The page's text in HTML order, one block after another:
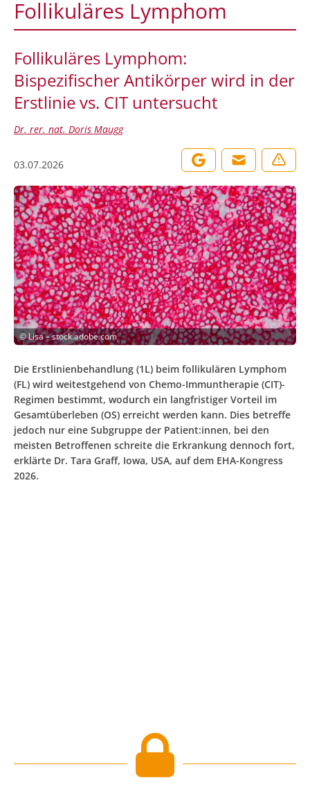
Follikuläres Lymphom
Follikuläres Lymphom:
Bispezifischer Antikörper wird in der
Erstlinie vs. CIT untersucht
Dr. rer. nat. Doris Maugg
03.07.2026
©Lisa – stock.adobe.com
Die Erstlinienbehandlung (1L) beim follikulären Lymphom
(FL) wird weitestgehend von Chemo-Immuntherapie (CIT)-
Regimen bestimmt, wodurch ein langfristiger Vorteil im
Gesamtüberleben (OS) erreicht werden kann. Dies betreffe
jedoch nur eine Subgruppe der Patient:innen, bei den
meisten Betroffenen schreite die Erkrankung dennoch fort,
erklärte Dr. Tara Graff, Iowa, USA, auf dem EHA-Kongress
2026.